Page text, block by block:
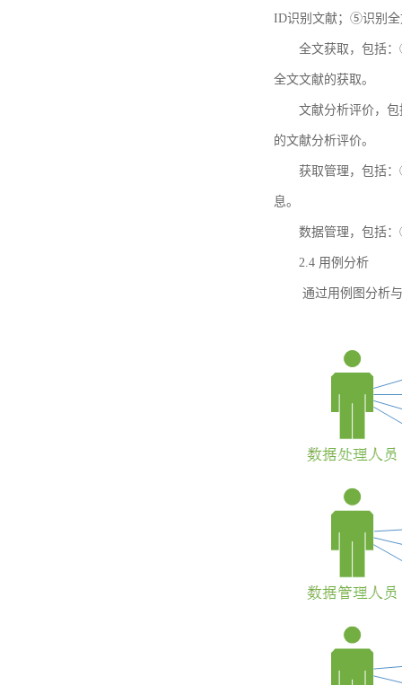
ID识别文献；⑤识别全
全文获取，包括
全文文献的获取。
文献分析评价，
的文献分析评价。
获取管理，包括
息。
数据管理，包括
2.4 用例分析
通过用例图分析